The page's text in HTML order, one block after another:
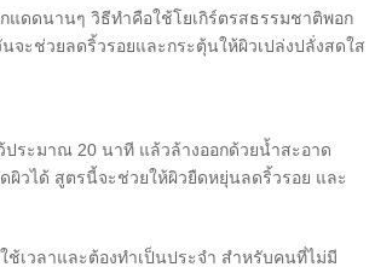
แดดนานๆ วิธีทำคือใช้โยเกิร์ตรสธรรมชาติพอก
ะช่วยลดริ้วรอยและกระตุ้นให้ผิวเปล่งปลั่งสดใส
ระมาณ 20 นาที แล้วล้างออกด้วยน้ำสะอาด
วได้ สูตรนี้จะช่วยให้ผิวยืดหยุ่นลดริ้วรอย และ
ช้เวลาและต้องทำเป็นประจำ สำหรับคนที่ไม่มี